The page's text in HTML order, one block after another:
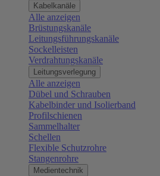
Kabelkanäle
Alle anzeigen
Brüstungskanäle
Leitungsführungskanäle
Sockelleisten
Verdrahtungskanäle
Leitungsverlegung
Alle anzeigen
Dübel und Schrauben
Kabelbinder und Isolierband
Profilschienen
Sammelhalter
Schellen
Flexible Schutzrohre
Stangenrohre
Medientechnik